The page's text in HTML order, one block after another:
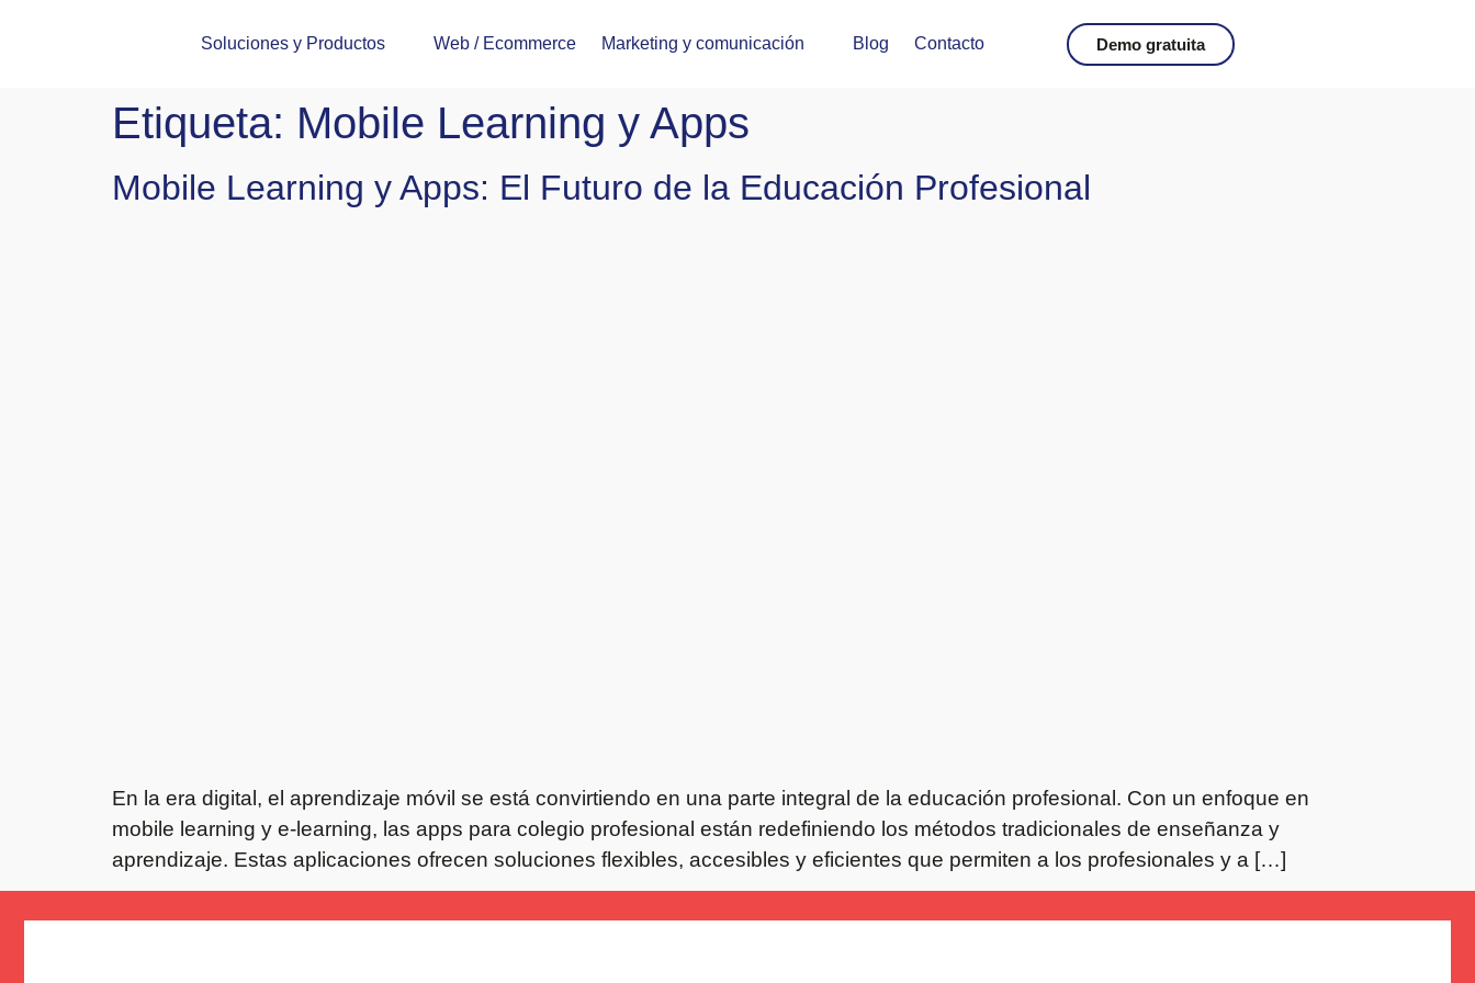
Soluciones y Productos Web / Ecommerce Marketing y comunicación Blog Contacto Demo gratuita
Etiqueta: Mobile Learning y Apps
Mobile Learning y Apps: El Futuro de la Educación Profesional
En la era digital, el aprendizaje móvil se está convirtiendo en una parte integral de la educación profesional. Con un enfoque en
mobile learning y e-learning, las apps para colegio profesional están redefiniendo los métodos tradicionales de enseñanza y
aprendizaje. Estas aplicaciones ofrecen soluciones flexibles, accesibles y eficientes que permiten a los profesionales y a […]